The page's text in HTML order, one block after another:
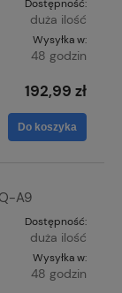
Dostępność:
duża ilość
Wysyłka w:
48 godzin
192,99 zł
Do koszyka
A9
Dostępność:
duża ilość
Wysyłka w:
48 godzin